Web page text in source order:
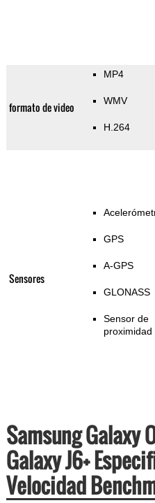
formato de video
MP4
WMV
H.264
Sensores
GPS
A-GPS
GLONASS
Sensor de
proximidad
Samsung Galaxy
Galaxy J6+
Velocidad